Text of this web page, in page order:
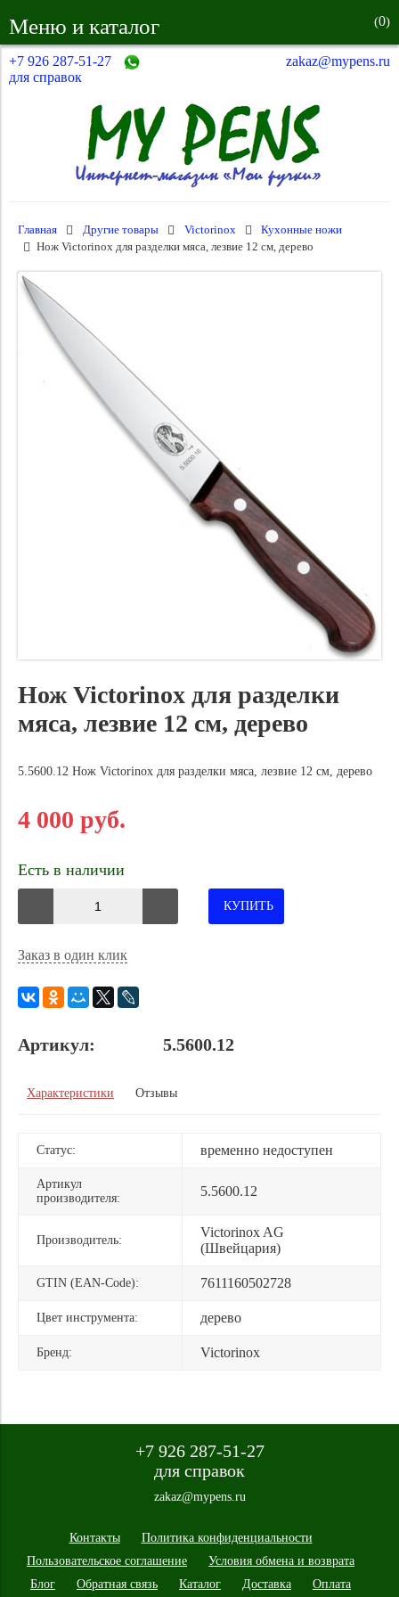
Меню и каталог (0)
+7 926 287-51-27
для справок
zakaz@mypens.ru
Главная Другие товары Victorinox
Кухонные ножи
Нож Victorinox для разделки мяса, лезвие 12 см, дерево
Нож Victorinox для разделки
мяса, лезвие 12 см, дерево
5.5600.12 Нож Victorinox для разделки мяса, лезвие 12 см, дерево
4 000 руб.
Есть в наличии
КУПИТЬ
Заказ в один клик
Артикул: 5.5600.12
Характеристики Отзывы
Статус: временно недоступен
Артикул
производителя:
5.5600.12
Производитель:
Victorinox AG
(Швейцария)
GTIN (EAN-Code): 7611160502728
Цвет инструмента: дерево
Бренд: Victorinox
+7 926 287-51-27
для справок
zakaz@mypens.ru
Контакты
Политика конфиденциальности
Пользовательское соглашение
Условия обмена и возврата
Блог
Обратная связь Каталог Доставка Оплата